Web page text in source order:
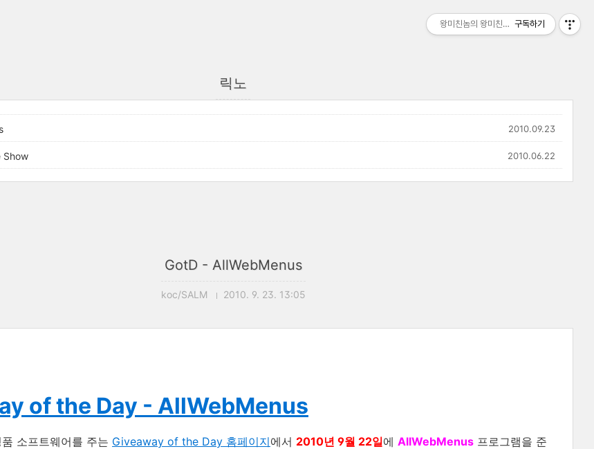
릭노
2010.09.23
Show 2010.06.22
GotD - AllWebMenus
koc/SALM 2010. 9. 23. 13:05
of the Day - AllWebMenus
소프트웨어를 주는 Giveaway of the Day 홈페이지에서 2010년 9월 22일에 AllWebMenus 프로그램을 준
왕미친놈의 왕미친세상구독하기